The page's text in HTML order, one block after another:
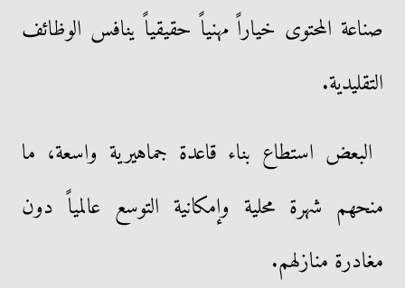
صناعة المحتوى خياراً مهنياً حقيقياً ينافس الوظائف
التقليدية.
البعض استطاع بناء قاعدة جماهيرية واسعة، ما
منحهم شهرة محلية وإمكانية التوسع عالمياً دون
مغادرة منازلهم.